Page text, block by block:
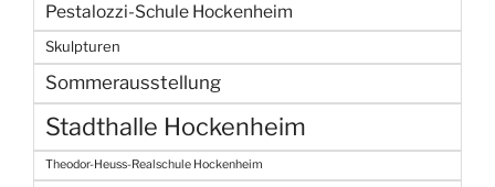
Pestalozzi-Schule Hockenheim
Skulpturen
Sommerausstellung
Stadthalle Hockenheim
Theodor-Heuss-Realschule Hockenheim